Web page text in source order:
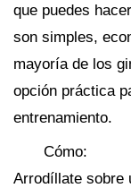
que puedes
son simples,
mayoría de los
opción práctica
entrenamiento.
Cómo:
Arrodíllate sobre